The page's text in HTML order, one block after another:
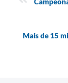
Mais de 15